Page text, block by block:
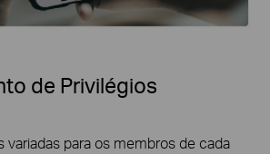
de Privilégios
variadas para os membros de cada